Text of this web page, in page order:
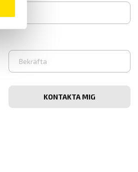
Bekräfta